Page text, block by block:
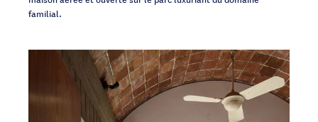
familial.